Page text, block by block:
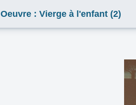
Oeuvre : Vierge à l'enfant (2)